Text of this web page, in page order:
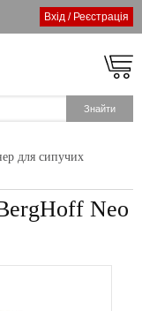
Вхід / Реєстрація
для сипучих
Neo